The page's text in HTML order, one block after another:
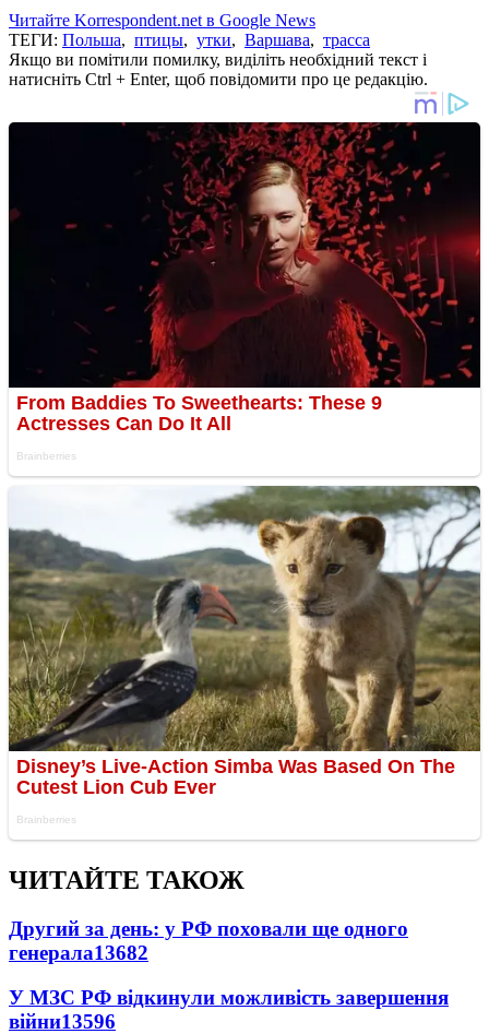
Читайте Korrespondent.net в Google News
ТЕГИ: Польша, птицы, утки, Варшава, трасса
Якщо ви помітили помилку, виділіть необхідний текст і
натисніть Ctrl + Enter, щоб повідомити про це редакцію.
ЧИТАЙТЕ ТАКОЖ
Другий за день: у РФ поховали ще одного
генерала13682
У МЗС РФ відкинули можливість завершення
війни13596